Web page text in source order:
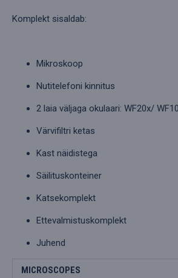
Komplekt sisaldab:
Mikroskoop
Nutitelefoni kinnitus
2 laia väljaga okulaari: WF20x/
Värvifiltri ketas
Kast näidistega
Säilituskonteiner
Katsekomplekt
Ettevalmistuskomplekt
Juhend
MICROSCOPES